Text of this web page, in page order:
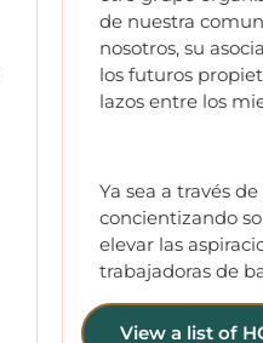
de nuestra
nosotros, su
los futuros
lazos entre los
Ya sea a través
concientizando
elevar las
trabajadoras de
View a list of